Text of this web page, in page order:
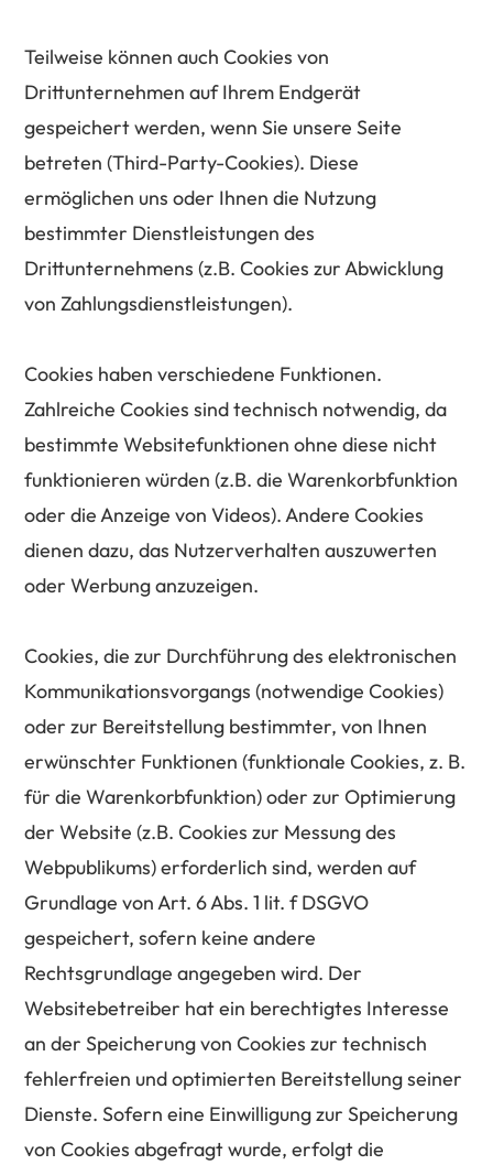
Teilweise können auch Cookies von
Drittunternehmen auf Ihrem Endgerät
gespeichert werden, wenn Sie unsere Seite
betreten (Third-Party-Cookies). Diese
ermöglichen uns oder Ihnen die Nutzung
bestimmter Dienstleistungen des
Drittunternehmens (z.B. Cookies zur Abwicklung
von Zahlungsdienstleistungen).
Cookies haben verschiedene Funktionen.
Zahlreiche Cookies sind technisch notwendig, da
bestimmte Websitefunktionen ohne diese nicht
funktionieren würden (z.B. die Warenkorbfunktion
oder die Anzeige von Videos). Andere Cookies
dienen dazu, das Nutzerverhalten auszuwerten
oder Werbung anzuzeigen.
Cookies, die zur Durchführung des elektronischen
Kommunikationsvorgangs (notwendige Cookies)
oder zur Bereitstellung bestimmter, von Ihnen
erwünschter Funktionen (funktionale Cookies, z. B.
für die Warenkorbfunktion) oder zur Optimierung
der Website (z.B. Cookies zur Messung des
Webpublikums) erforderlich sind, werden auf
Grundlage von Art. 6 Abs. 1 lit. f DSGVO
gespeichert, sofern keine andere
Rechtsgrundlage angegeben wird. Der
Websitebetreiber hat ein berechtigtes Interesse
an der Speicherung von Cookies zur technisch
fehlerfreien und optimierten Bereitstellung seiner
Dienste. Sofern eine Einwilligung zur Speicherung
von Cookies abgefragt wurde, erfolgt die